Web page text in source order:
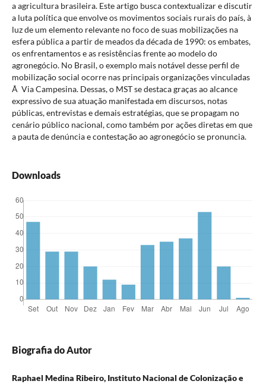
a agricultura brasileira. Este artigo busca contextualizar e discutir
a luta política que envolve os movimentos sociais rurais do país, à
luz de um elemento relevante no foco de suas mobilizações na
esfera pública a partir de meados da década de 1990: os embates,
os enfrentamentos e as resistências frente ao modelo do
agronegócio. No Brasil, o exemplo mais notável desse perfil de
mobilização social ocorre nas principais organizações vinculadas
Ã Via Campesina. Dessas, o MST se destaca graças ao alcance
expressivo de sua atuação manifestada em discursos, notas
públicas, entrevistas e demais estratégias, que se propagam no
cenário público nacional, como também por ações diretas em que
a pauta de denúncia e contestação ao agronegócio se pronuncia.
Downloads
Biografia do Autor
Raphael Medina Ribeiro, Instituto Nacional de Colonização e